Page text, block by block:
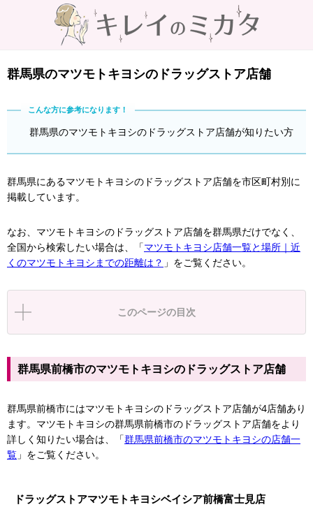
群馬県のマツモトキヨシのドラッグストア店舗
群馬県のマツモトキヨシのドラッグストア店舗が知りたい方
群馬県にあるマツモトキヨシのドラッグストア店舗を市区町村別に
掲載しています。
なお、マツモトキヨシのドラッグストア店舗を群馬県だけでなく、
全国から検索したい場合は、「マツモトキヨシ店舗一覧と場所｜近
くのマツモトキヨシまでの距離は？ 」をご覧ください。
このページの目次
群馬県前橋市のマツモトキヨシのドラッグストア店舗
群馬県前橋市にはマツモトキヨシのドラッグストア店舗が4店舗あり
ます。マツモトキヨシの群馬県前橋市のドラッグストア店舗をより
詳しく知りたい場合は、「群馬県前橋市のマツモトキヨシの店舗一
覧 」をご覧ください。
ドラッグストアマツモトキヨシベイシア前橋富士見店